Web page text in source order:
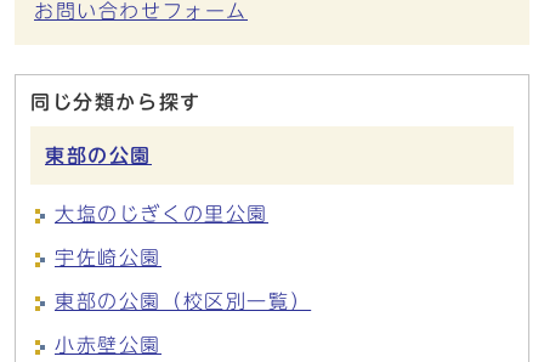
お問い合わせフォーム
同じ分類から探す
東部の公園
大塩のじぎくの里公園
宇佐崎公園
東部の公園（校区別一覧）
小赤壁公園